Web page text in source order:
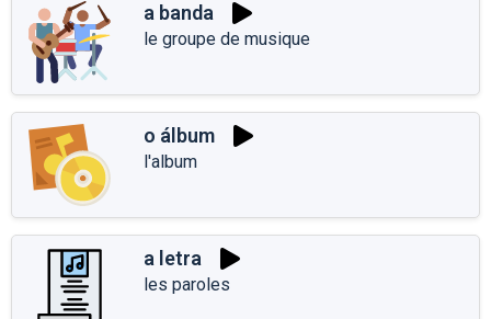
a banda
le groupe de musique
o álbum
l'album
a letra
les paroles